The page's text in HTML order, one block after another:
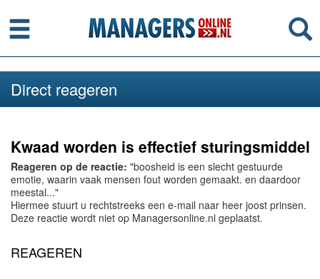
Menu
Direct reageren
Kwaad worden is effectief sturingsmiddel
Reageren op de reactie: "boosheid is een slecht gestuurde
emotie, waarin vaak mensen fout worden gemaakt. en daardoor
meestal..."
Hiermee stuurt u rechtstreeks een e-mail naar heer joost prinsen.
Deze reactie wordt niet op Managersonline.nl geplaatst.
REAGEREN